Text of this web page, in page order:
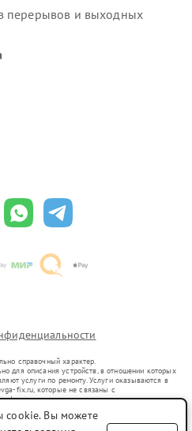
перерывов и выходных
справочный характер.
для описания устройств, в отношении которых
услуги по ремонту. Услуги оказываются в
fix.ru, которые не связаны с
официальными представителями.
в гражданский оборот в соответствии
цели индивидуализации услуг или введения
cookie. Вы можете